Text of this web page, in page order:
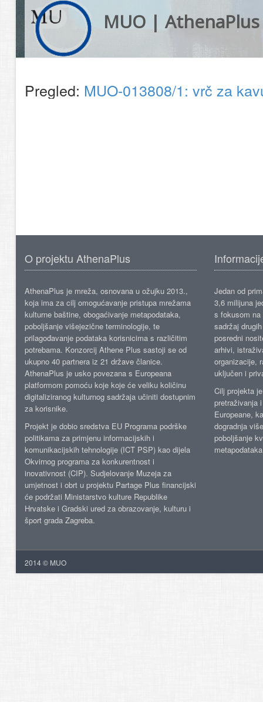
MUO | AthenaPlus
Pregled: MUO-013808/1: vrč za
O projektu AthenaPlus
AthenaPlus je mreža, osnovana u ožujku 2013.,
koja ima za cilj omogućavanje pristupa mrežama
kulturne baštine, obogaćivanje metapodataka,
poboljšanje višejezične terminologije, te
prilagođavanje podataka korisnicima s različitim
potrebama. Konzorcij Athene Plus sastoji se od
ukupno 40 partnera iz 21 države članice.
AthenaPlus je usko povezana s Europeana
platformom pomoću koje koje će veliku količinu
digitaliziranog kulturnog sadržaja učiniti dostupnim
za korisnike.
Projekt je dobio sredstva EU Programa podrške
politikama za primjenu informacijskih i
komunikacijskih tehnologije (ICT PSP) kao dijela
Okvirnog programa za konkurentnost i
inovativnost (CIP). Sudjelovanje Muzeja za
umjetnost i obrt u projektu Partage Plus financijski
će podržati Ministarstvo kulture Republike
Hrvatske i Gradski ured za obrazovanje, kulturu i
šport grada Zagreba.
Jedan od
3,6 milijuna
s fokusom
sadržaj
posredni
arhivi,
organizacije,
uključen i
Cilj projekta
pretraživanja
Europeane,
dogradnja
poboljšanje
2014 © MUO